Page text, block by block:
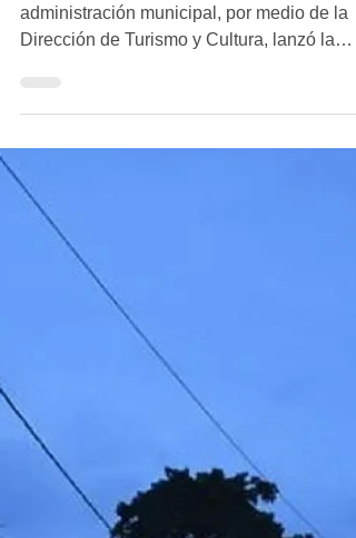
5 abr 2020
1 min de lectura
LANZAN EN TACÁMBARO
CASA, YO TE LO LLEVO”
TACÁMBARO, Michoacán.- La
administración municipal, por medio de la
Dirección de Turismo y Cultura, lanzó la
campaña denominada: “Quédate...